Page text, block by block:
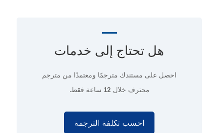
هل تحتاج إلى خدمات
احصل على مستندك مترجمًا ومعتمدًا من مترجم
محترف خلال 12 ساعة فقط.
احسب تكلفة الترجمة